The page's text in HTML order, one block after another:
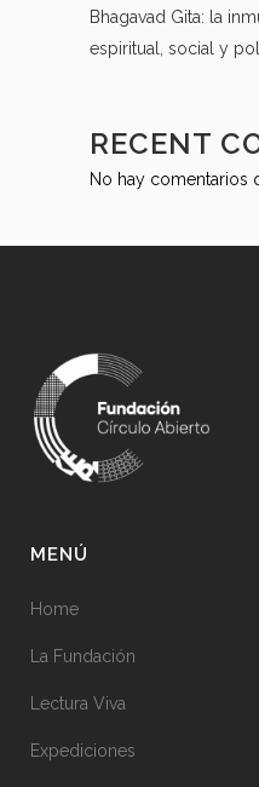
Bhagavad Gita: la
espiritual, social y
RECENT
No hay comentarios
MENÚ
Home
La Fundación
Lectura Viva
Expediciones